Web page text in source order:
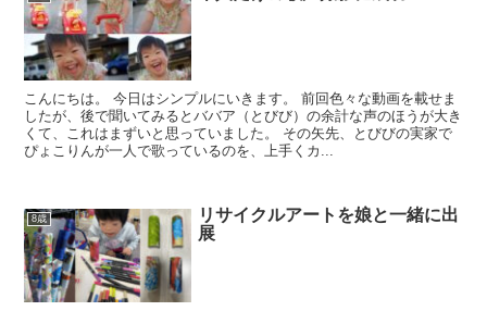
こんにちは。 今日はシンプルにいきます。 前回色々な動画を載せま
したが、後で聞いてみるとババア（とびび）の余計な声のほうが大き
くて、これはまずいと思っていました。 その矢先、とびびの実家で
ぴょこりんが一人で歌っているのを、上手くカ...
8歳
リサイクルアートを娘と一緒に出
展